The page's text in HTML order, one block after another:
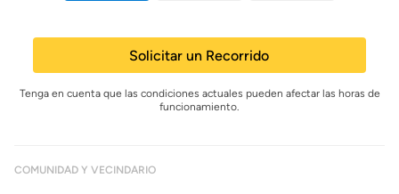
Solicitar un Recorrido
Tenga en cuenta que las condiciones actuales pueden afectar las horas de
funcionamiento.
COMUNIDAD Y VECINDARIO